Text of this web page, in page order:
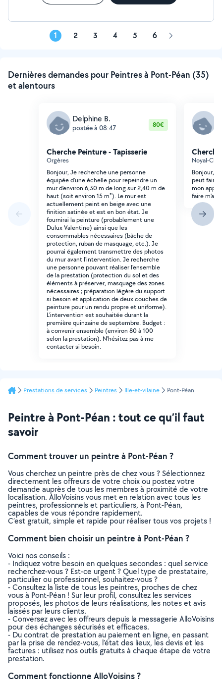
1 2 3 4 5 6 Page
Dernières demandes pour Peintres à Pont-Péan (35)
et alentours
Delphine B.
postée à 08:47 80€
Cherche Peinture - Tapisserie
Orgères
Bonjour, Je recherche une personne
équipée d'une échelle pour repeindre un
mur d'environ 6,30 m de long sur 2,40 m de
haut (soit environ 15 m²). Le mur est
actuellement peint en beige avec une
finition satinée et est en bon état. Je
fournirai la peinture (probablement une
Dulux Valentine) ainsi que les
consommables nécessaires (bâche de
protection, ruban de masquage, etc.). Je
pourrai également transmettre des photos
du mur avant l'intervention. Je recherche
une personne pouvant réaliser l'ensemble
de la prestation (protection du sol et des
éléments à préserver, masquage des zones
nécessaires ; préparation légère du support
si besoin et application de deux couches de
peinture pour un rendu propre et uniforme).
L'intervention est souhaitée durant la
première quinzaine de septembre. Budget :
à convenir ensemble (environ 80 à 100
selon la prestation). N'hésitez pas à me
contacter si besoin.
Noyal-
Bonjour,
peut faire
mon
faire m'a
Prestations de services Peintres Ille-et-vilaine Pont-Péan
Peintre à Pont-Péan : tout ce qu’il faut
savoir
Comment trouver un peintre à Pont-Péan ?
Vous cherchez un peintre près de chez vous ? Sélectionnez
directement les offreurs de votre choix ou postez votre
demande auprès de tous les membres à proximité de votre
localisation. AlloVoisins vous met en relation avec tous les
peintres, professionnels et particuliers, à Pont-Péan,
capables de vous répondre rapidement.
C’est gratuit, simple et rapide pour réaliser tous vos projets !
Comment bien choisir un peintre à Pont-Péan ?
Voici nos conseils :
- Indiquez votre besoin en quelques secondes : quel service
recherchez-vous ? Est-ce urgent ? Quel type de prestataire,
particulier ou professionnel, souhaitez-vous ?
- Consultez la liste de tous les peintres, proches de chez
vous à Pont-Péan ! Sur leur profil, consultez les services
proposés, les photos de leurs réalisations, les notes et avis
laissés par leurs clients.
- Conversez avec les offreurs depuis la messagerie AlloVoisins
pour des échanges sécurisés et efficaces.
- Du contrat de prestation au paiement en ligne, en passant
par la prise de rendez-vous, l’état des lieux, les devis et les
factures : utilisez nos outils gratuits à chaque étape de votre
prestation.
Comment fonctionne AlloVoisins ?